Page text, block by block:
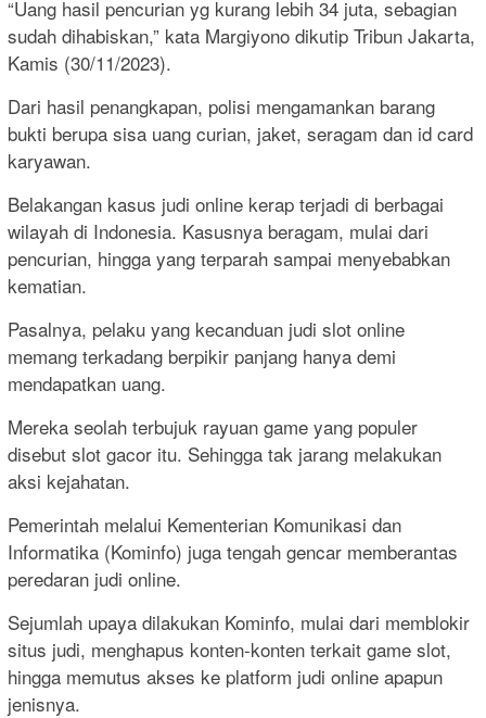
“Uang hasil pencurian yg kurang lebih 34 juta, sebagian
sudah dihabiskan,” kata Margiyono dikutip Tribun Jakarta,
Kamis (30/11/2023).
Dari hasil penangkapan, polisi mengamankan barang
bukti berupa sisa uang curian, jaket, seragam dan id card
karyawan.
Belakangan kasus judi online kerap terjadi di berbagai
wilayah di Indonesia. Kasusnya beragam, mulai dari
pencurian, hingga yang terparah sampai menyebabkan
kematian.
Pasalnya, pelaku yang kecanduan judi slot online
memang terkadang berpikir panjang hanya demi
mendapatkan uang.
Mereka seolah terbujuk rayuan game yang populer
disebut slot gacor itu. Sehingga tak jarang melakukan
aksi kejahatan.
Pemerintah melalui Kementerian Komunikasi dan
Informatika (Kominfo) juga tengah gencar memberantas
peredaran judi online.
Sejumlah upaya dilakukan Kominfo, mulai dari memblokir
situs judi, menghapus konten-konten terkait game slot,
hingga memutus akses ke platform judi online apapun
jenisnya.